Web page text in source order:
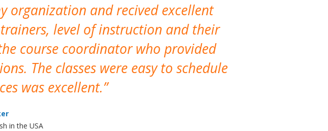
organization and recived excellent
level of instruction and their
course coordinator who provided
The classes were easy to schedule
was excellent.
in the USA